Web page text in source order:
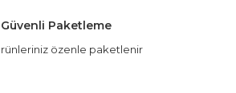
Güvenli Paketleme
özenle paketlenir